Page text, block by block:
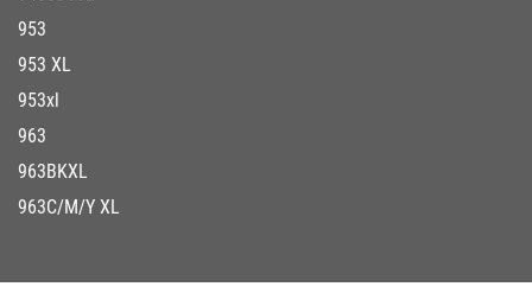
953
953 XL
953xl
963
963BKXL
963C/M/Y XL